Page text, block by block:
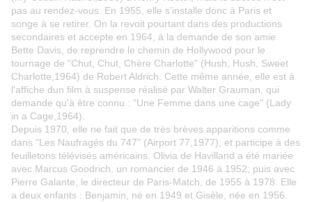
pas au rendez-vous. En 1955, elle s'installe donc à Paris et
songe à se retirer. On la revoit pourtant dans des productions
secondaires et accepte en 1964, à la demande de son amie
Bette Davis, de reprendre le chemin de Hollywood pour le
tournage de "Chut, Chut, Chère Charlotte" (Hush, Hush, Sweet
Charlotte,1964) de Robert Aldrich. Cette même année, elle est à
l'affiche dun film à suspense réalisé par Walter Grauman, qui
demande qu'à être connu : "Une Femme dans une cage" (Lady
in a Cage,1964).
Depuis 1970, elle ne fait que de très brèves apparitions comme
dans "Les Naufragés du 747" (Airport 77,1977), et participe à des
feuilletons télévisés américains. Olivia de Havilland a été mariée
avec Marcus Goodrich, un romancier de 1946 à 1952; puis avec
Pierre Galante, le directeur de Paris-Match, de 1955 à 1978. Elle
a deux enfants : Benjamin, né en 1949 et Gisèle, née en 1956.